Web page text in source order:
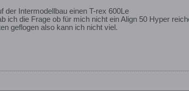
der Intermodellbau einen T-rex 600Le
ich die Frage ob für mich nicht ein Align 50 Hyper
geflogen also kann ich nicht viel.